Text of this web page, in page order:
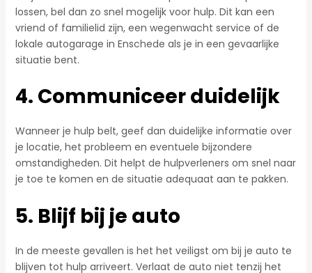
lossen, bel dan zo snel mogelijk voor hulp. Dit kan een
vriend of familielid zijn, een wegenwacht service of de
lokale autogarage in Enschede als je in een gevaarlijke
situatie bent.
4. Communiceer duidelijk
Wanneer je hulp belt, geef dan duidelijke informatie over
je locatie, het probleem en eventuele bijzondere
omstandigheden. Dit helpt de hulpverleners om snel naar
je toe te komen en de situatie adequaat aan te pakken.
5. Blijf bij je auto
In de meeste gevallen is het het veiligst om bij je auto te
blijven tot hulp arriveert. Verlaat de auto niet tenzij het